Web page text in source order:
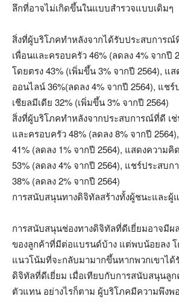
ลึกที่อาจไม่เกิดขึ้นในแบบสำรวจแบบเดิมๆ
สิ่งที่ผู้บริโภคทำหลังจากได้รับประสบการณ์
เพื่อนและครอบครัว 46% (ลดลง 4% จากปี
โดยตรง 43% (เพิ่มขึ้น 3% จากปี 2564), แ
ออนไลน์ 36%(ลดลง 4% จากปี 2564), แช
เชียลมีเดีย 32% (เพิ่มขึ้น 3% จากปี 2564)
สิ่งที่ผู้บริโภคทำหลังจากประสบการณ์ที่ดี เ
และครอบครัว 48% (ลดลง 8% จากปี
41% (ลดลง 1% จากปี 2564), แสดงความ
53% (ลดลง 4% จากปี 2564), แชร์ประสบ
38% (ลดลง 2% จากปี 2564)
การสนับสนุนทางดิจิทัลสร้างทั้งผู้ชนะและผู้
การสนับสนุนช่องทางดิจิทัลที่ดีเยี่ยมอาจมี
ของลูกค้าที่มีต่อแบรนด์บ้าง แต่พบน้อยลง
แนวโน้มที่จะกลับมามากขึ้นหากพวกเขาไ
ดิจิทัลที่ดีเยี่ยม เมื่อเทียบกับการสนับสนุนลู
ตัวแทน อย่างไรก็ตาม ผู้บริโภคมีความพึง